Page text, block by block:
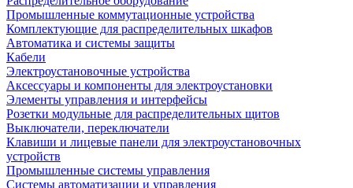
Промышленные коммутационные устройства
Комплектующие для распределительных шкафов
Автоматика и системы защиты
Кабели
Электроустановочные устройства
Аксессуары и компоненты для электроустановки
Элементы управления и интерфейсы
Розетки модульные для распределительных щитов
Выключатели, переключатели
Клавиши и лицевые панели для электроустановочных
устройств
Промышленные системы управления
Системы автоматизации и управления